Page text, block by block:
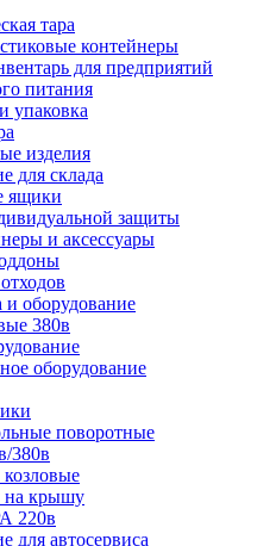
тара
контейнеры
для предприятий
питания
упаковка
изделия
для склада
ящики
защиты
и аксессуары
и оборудование
380в
оборудование
поворотные
380в
крышу
220в
для автосервиса